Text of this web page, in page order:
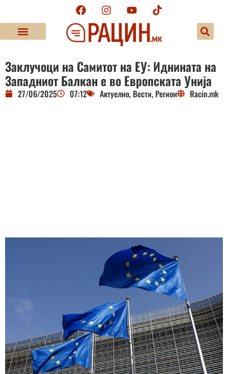
Заклучоци на Самитот на ЕУ: Иднината на
Западниот Балкан е во Европската Унија
27/06/2025 07:12 Актуелно, Вести, Регион Racin.mk